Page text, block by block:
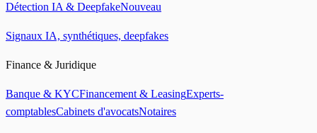
Détection IA & DeepfakeNouveau
Signaux IA, synthétiques, deepfakes
Finance & Juridique
Banque & KYCFinancement & LeasingExperts-
comptablesCabinets d'avocatsNotaires